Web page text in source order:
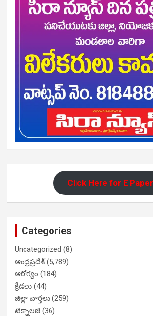
Click Here for E Paper
Categories
Uncategorized (8)
ఆంధ్రప్రదేశ్(5,789)
ఆరోగ్యం (184)
క్రీడలు (44)
జిల్లా వార్తలు (259)
టెక్నాలజీ (36)